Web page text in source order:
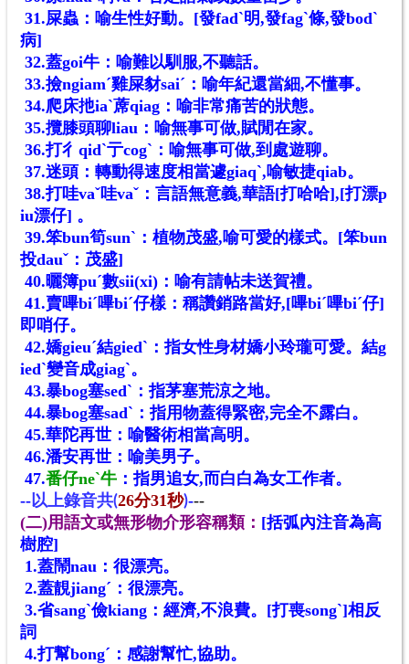
31.屎蟲：喻生性好動。[發fadˋ明,發fagˋ條,發bodˋ
病]
32.蓋goi牛：喻難以馴服,不聽話。
33.撿ngiamˊ雞屎豺saiˊ：喻年紀還當細,不懂事。
34.爬床扡iaˋ蓆qiag：喻非常痛苦的狀態。
35.攬膝頭聊liau：喻無事可做,賦閒在家。
36.打彳qidˋ亍cogˋ：喻無事可做,到處遊聊。
37.迷頭：轉動得速度相當遽giaqˋ,喻敏捷qiab。
38.打哇vaˇ哇vaˇ：言語無意義,華語[打哈哈],[打漂p
iu漂仔] 。
39.笨bun筍sunˋ：植物茂盛,喻可愛的樣式。[笨bun
投dauˇ：茂盛]
40.曬簿puˊ數sii(xi)：喻有請帖未送賀禮。
41.賣嗶biˊ嗶biˊ仔樣：稱讚銷路當好,[嗶biˊ嗶biˊ仔]
即哨仔。
42.嬌gieuˊ結giedˋ：指女性身材嬌小玲瓏可愛。結g
iedˋ變音成giagˋ。
43.暴bog塞sedˋ：指茅塞荒涼之地。
44.暴bog塞sadˋ：指用物蓋得緊密,完全不露白。
45.華陀再世：喻醫術相當高明。
46.潘安再世：喻美男子。
47.番仔neˋ牛 ：指男追女,而白白為女工作者。
--以上錄音共(26分31秒)---
(二)用語文或無形物介形容稱類： [括弧內注音為高
樹腔]
1.蓋鬧nau：很漂亮。
2.蓋靚jiangˊ：很漂亮。
3.省sangˋ儉kiang：經濟,不浪費。[打喪songˋ]相反
詞
4.打幫bongˊ：感謝幫忙,協助。